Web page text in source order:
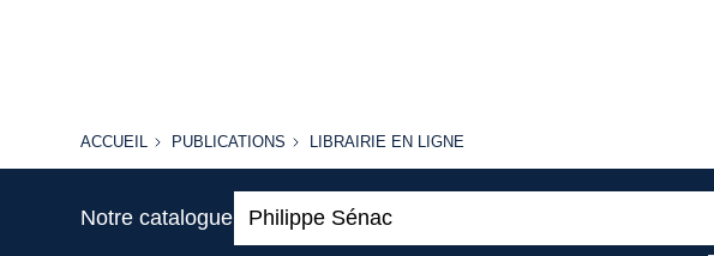
ACCUEIL
ACCUEIL PUBLICATIONS
PUBLICATIONS
LIBRAIRIE
LIBRAIRIE EN LIGNE
Notre catalogue: